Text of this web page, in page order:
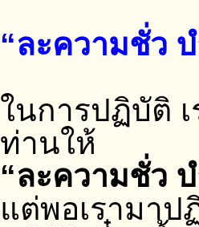
“ละความชั่ว
ในการปฏิบัติ
ท่านให้
“ละความชั่ว
แต่พอเรามาป